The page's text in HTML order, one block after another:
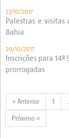
27/10/2017
Palestras e visitas
Bahia
20/10/2017
Inscrições para
prorrogadas
« Anterior 1
Próximo »